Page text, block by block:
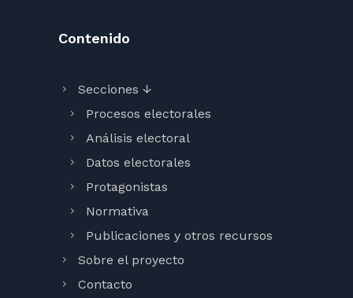
Contenido
Secciones ↓
Procesos electorales
Análisis electoral
Datos electorales
Protagonistas
Normativa
Publicaciones y otros recursos
Sobre el proyecto
Contacto